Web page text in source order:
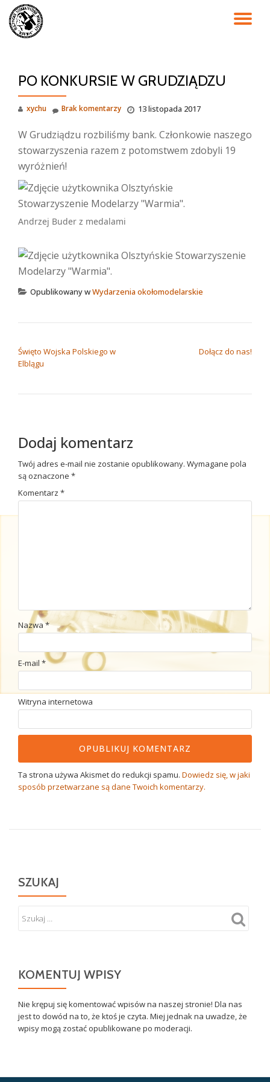
Przejdź
PO KONKURSIE W GRUDZIĄDZU
xychu 13 listopada 2017
Brak komentarzy
W Grudziądzu rozbiliśmy bank. Członkowie naszego
stowarzyszenia razem z potomstwem zdobyli 19
wyróżnień!
Andrzej Buder z medalami
Opublikowany wWydarzenia okołomodelarskie
Święto Wojska Polskiego w
Elblągu
Dołącz do nas!
Dodaj komentarz
Twój adres e-mail nie zostanie opublikowany. Wymagane pola
są oznaczone *
Komentarz *
Nazwa*
E-mail *
Witryna internetowa
Ta strona używa Akismet do redukcji spamu. Dowiedz się, w jaki
sposób przetwarzane są dane Twoich komentarzy.
SZUKAJ
KOMENTUJ WPISY
Nie krępuj się komentować wpisów na naszej stronie! Dla nas
jest to dowód na to, że ktoś je czyta. Miej jednak na uwadze, że
wpisy mogą zostać opublikowane po moderacji.